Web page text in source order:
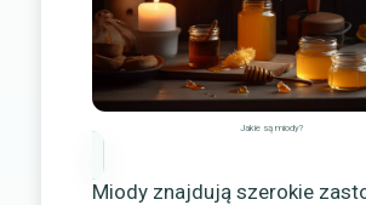
Jakie są miody?
Miody znajdują szerokie